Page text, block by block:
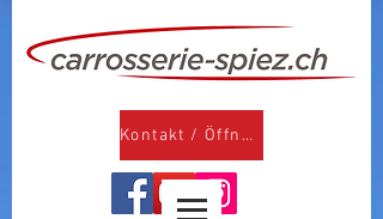
Kontakt / Öffnungszeiten